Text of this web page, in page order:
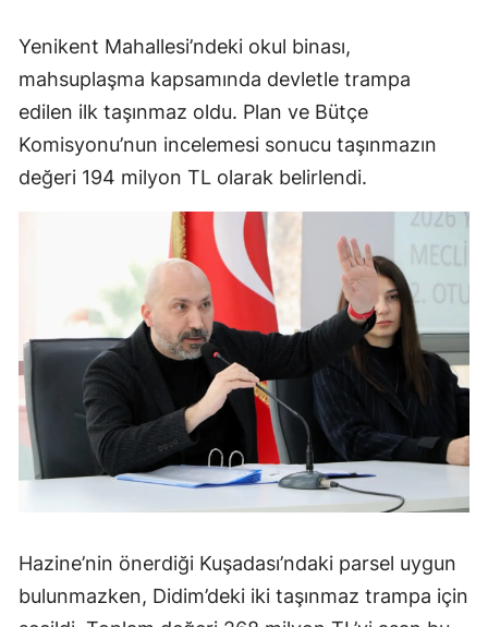
Yenikent Mahallesi’ndeki okul binası,
mahsuplaşma kapsamında devletle trampa
edilen ilk taşınmaz oldu. Plan ve Bütçe
Komisyonu’nun incelemesi sonucu taşınmazın
değeri 194 milyon TL olarak belirlendi.
Hazine’nin önerdiği Kuşadası’ndaki parsel uygun
bulunmazken, Didim’deki iki taşınmaz trampa için